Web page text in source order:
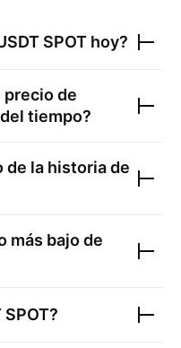
SPOT hoy?
precio de
tiempo?
de la historia de
más bajo de
SPOT?